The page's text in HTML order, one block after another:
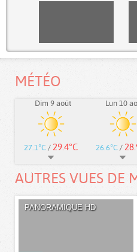
MÉTÉO
Dim 9 août
27.1°C / 29.4°C
Lun 10
26.6°C /
AUTRES VUES DE
PANORAMIQUE HD